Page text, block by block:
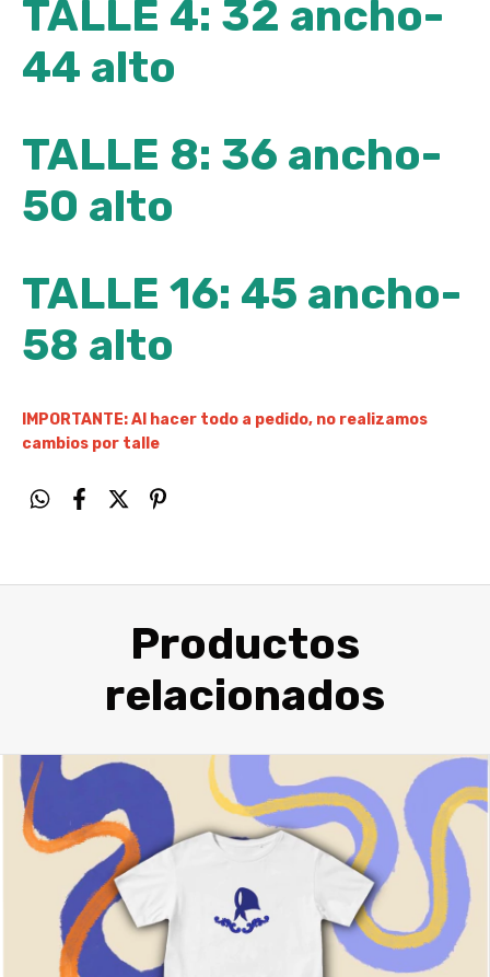
TALLE 4: 32 ancho-
44 alto
TALLE 8: 36 ancho-
50 alto
TALLE 16: 45 ancho-
58 alto
IMPORTANTE: Al hacer todo a pedido, no realizamos
cambios por talle
Productos
relacionados